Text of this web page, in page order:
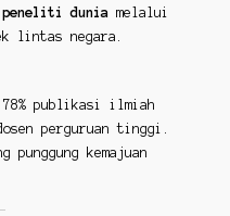
peneliti duniamelalui
lintas negara.
publikasi ilmiah
perguruan tinggi.
kemajuan